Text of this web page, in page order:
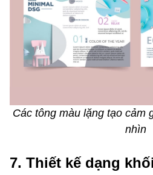
Các tông màu lặng tạo cảm
nhìn
7. Thiết kế dạng